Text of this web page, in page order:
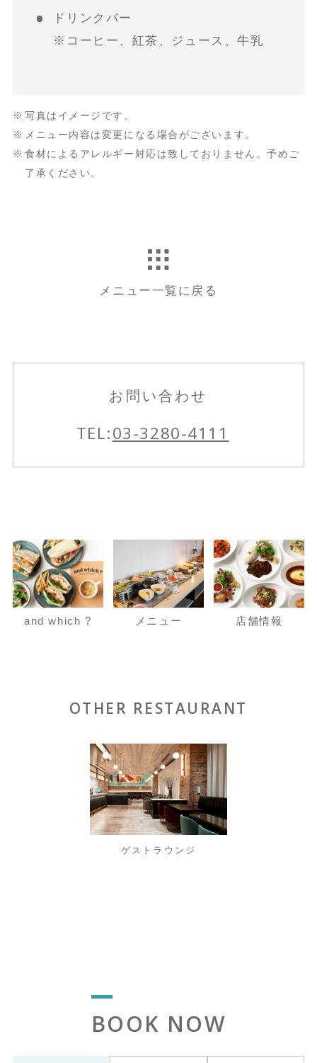
ドリンクバー
※コーヒー、紅茶、ジュース、牛乳
写真はイメージです。
メニュー内容は変更になる場合がございます。
食材によるアレルギー対応は致しておりません。予めご
了承ください。
メニュー一覧に戻る
お問い合わせ
TEL:03-3280-4111
and which ? メニュー 店舗情報
OTHER RESTAURANT
ゲストラウンジ
BOOK NOW